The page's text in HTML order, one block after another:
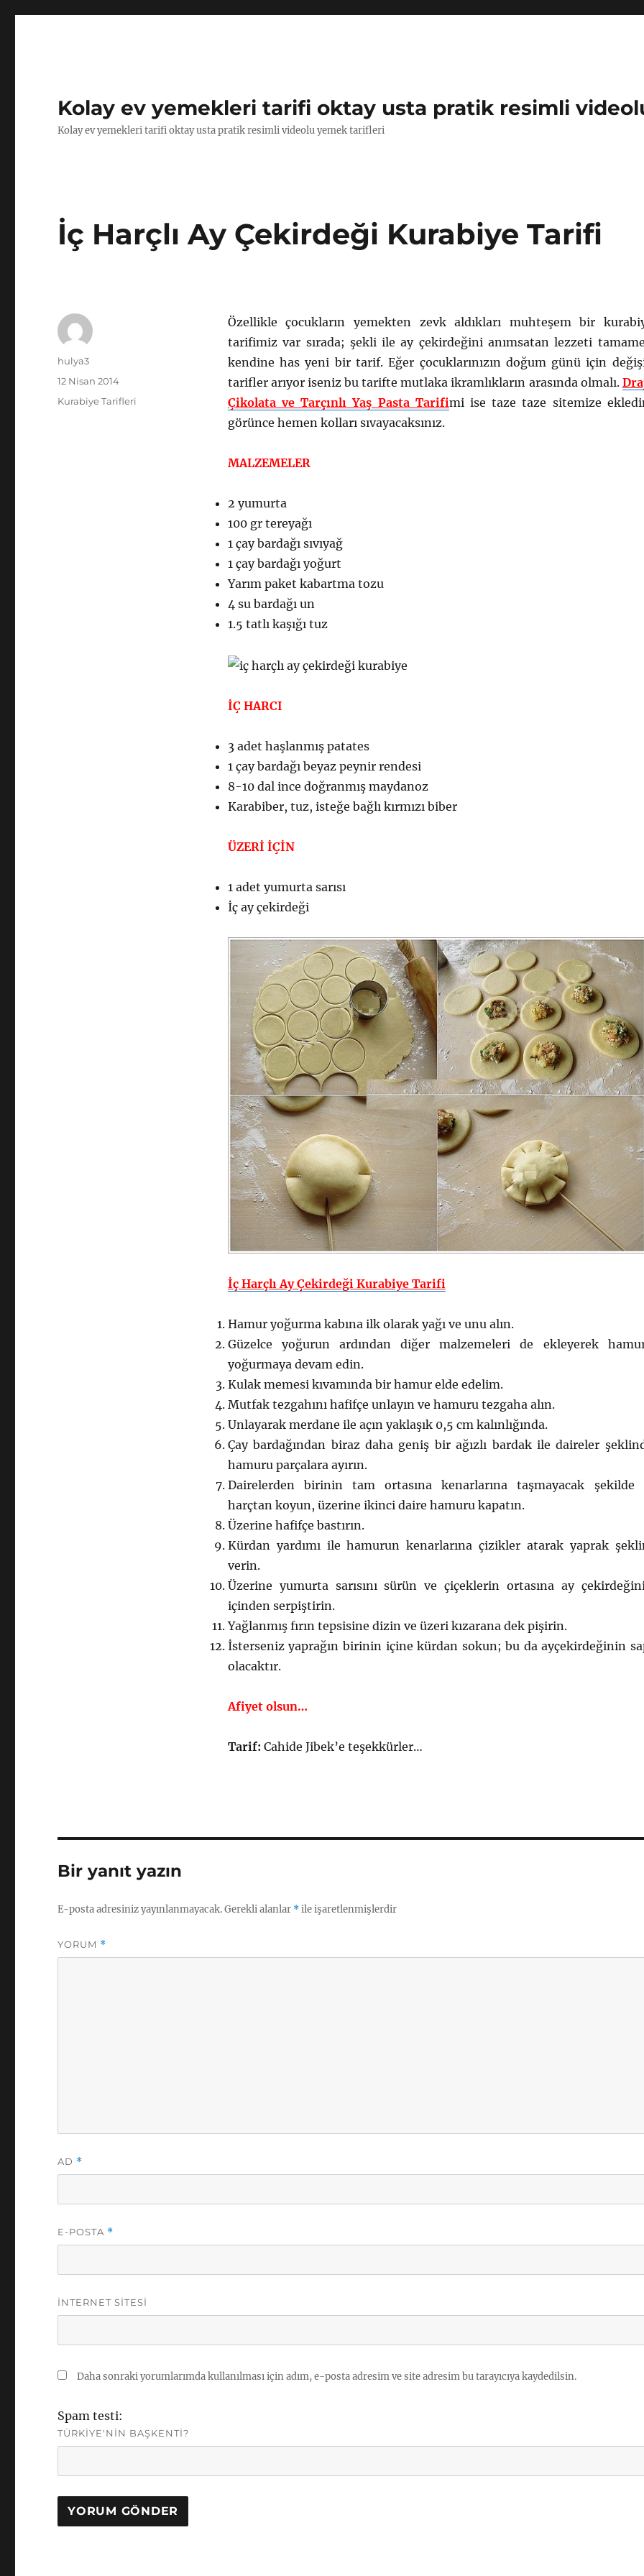
Kolay ev yemekleri tarifi oktay usta pratik resimli
Kolay ev yemekleri tarifi oktay usta pratik resimli videolu yemek tarifleri
İç Harçlı Ay Çekirdeği Kurabiye Tarifi
Özellikle çocukların yemekten zevk aldıkları muhteşem bir
tarifimiz var sırada; şekli ile ay çekirdeğini anımsatan lezzeti
kendine has yeni bir tarif. Eğer çocuklarınızın doğum günü için
tarifler arıyor iseniz bu tarifte mutlaka ikramlıkların arasında olmalı.
Çikolata ve Tarçınlı Yaş Pasta Tarifimi ise taze taze sitemize
görünce hemen kolları sıvayacaksınız.
MALZEMELER
2 yumurta
100 gr tereyağı
1 çay bardağı sıvıyağ
1 çay bardağı yoğurt
Yarım paket kabartma tozu
4 su bardağı un
1.5 tatlı kaşığı tuz
İÇ HARCI
3 adet haşlanmış patates
1 çay bardağı beyaz peynir rendesi
8-10 dal ince doğranmış maydanoz
Karabiber, tuz, isteğe bağlı kırmızı biber
ÜZERİ İÇİN
1 adet yumurta sarısı
İç ay çekirdeği
İç Harçlı Ay Çekirdeği Kurabiye Tarifi
Hamur yoğurma kabına ilk olarak yağı ve unu alın.
Güzelce yoğurun ardından diğer malzemeleri de ekleyerek
yoğurmaya devam edin.
Kulak memesi kıvamında bir hamur elde edelim.
Mutfak tezgahını hafifçe unlayın ve hamuru tezgaha alın.
Unlayarak merdane ile açın yaklaşık 0,5 cm kalınlığında.
Çay bardağından biraz daha geniş bir ağızlı bardak ile daireler
hamuru parçalara ayırın.
Dairelerden birinin tam ortasına kenarlarına taşmayacak şekilde
harçtan koyun, üzerine ikinci daire hamuru kapatın.
Üzerine hafifçe bastırın.
Kürdan yardımı ile hamurun kenarlarına çizikler atarak yaprak
verin.
Üzerine yumurta sarısını sürün ve çiçeklerin ortasına ay
içinden serpiştirin.
Yağlanmış fırın tepsisine dizin ve üzeri kızarana dek pişirin.
İsterseniz yaprağın birinin içine kürdan sokun; bu da ayçekirdeğinin
olacaktır.
Afiyet olsun…
Tarif: Cahide Jibek’e teşekkürler…
Yazar
hulya3
Yayın
tarihi
12 Nisan 2014
Kategoriler
Kurabiye Tarifleri
Bir yanıt yazın
E-posta adresiniz yayınlanmayacak.Gerekli alanlar *ile işaretlenmişlerdir
YORUM *
AD *
E-POSTA *
İNTERNET SITESI
Daha sonraki yorumlarımda kullanılması için adım, e-posta adresim ve site adresim bu tarayıcıya kaydedilsin.
Spam testi:
TÜRKIYE'NIN BAŞKENTI?